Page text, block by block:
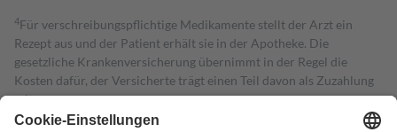
4Für verschreibungspflichtige Medikamente stellt der Arzt ein
Rezept aus und der Patient erhält sie in der Apotheke. Die
gesetzliche Krankenversicherung übernimmt in der Regel die
Kosten dafür, der Versicherte trägt einen Teil davon als Zuzahlung
mit.
Grundsätzlich leisten Mitglieder Zuzahlungen in Höhe von zehn